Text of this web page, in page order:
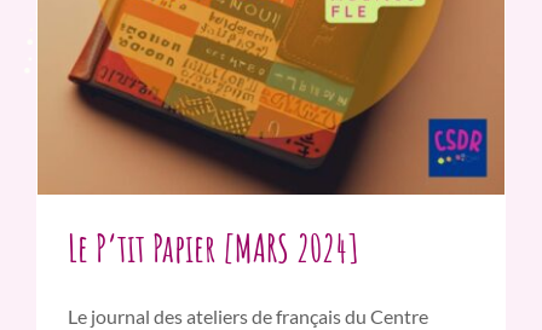
Le P’tit Papier [MARS 2024]
Le journal des ateliers de français du Centre